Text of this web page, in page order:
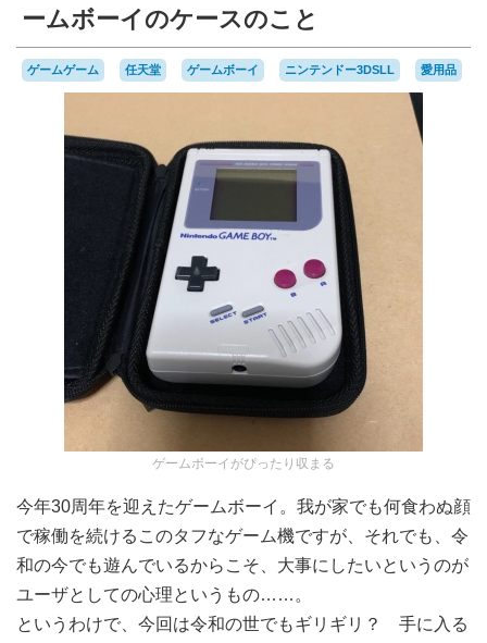
ームボーイのケースのこと
ゲームゲーム 任天堂 ゲームボーイ ニンテンドー3DSLL 愛用品
ゲームボーイがぴったり収まる
今年30周年を迎えたゲームボーイ。我が家でも何食わぬ顔
で稼働を続けるこのタフなゲーム機ですが、それでも、令
和の今でも遊んでいるからこそ、大事にしたいというのが
ユーザとしての心理というもの……。
というわけで、今回は令和の世でもギリギリ？ 手に入る